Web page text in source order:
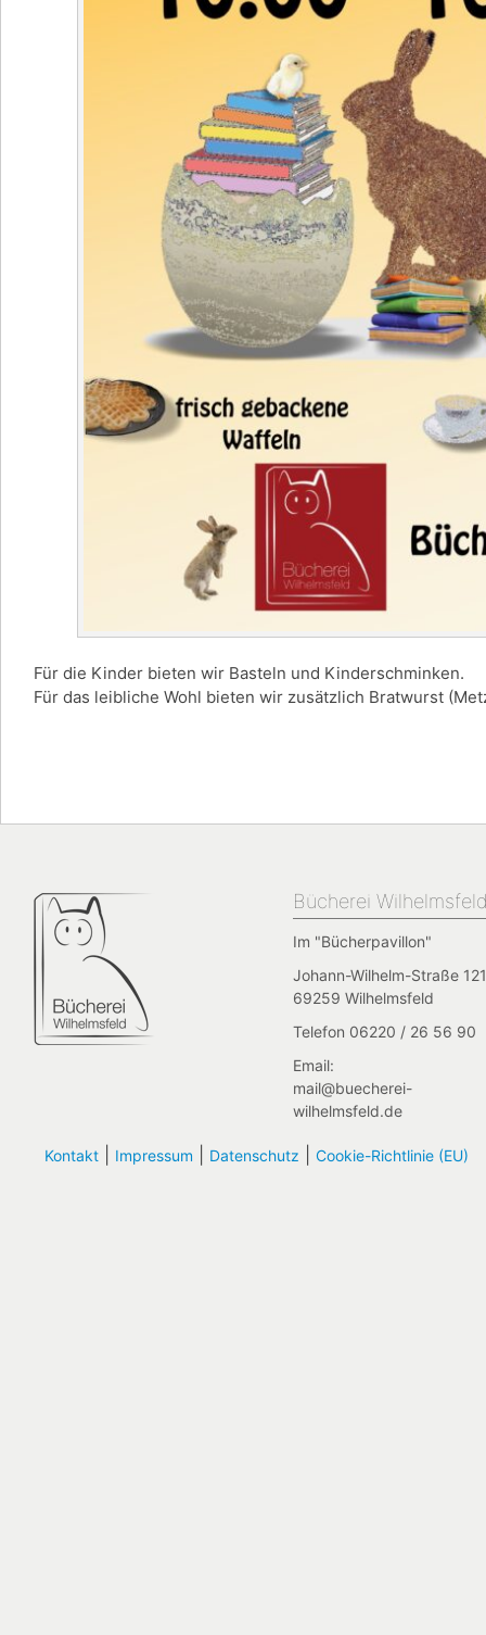
Für die Kinder bieten wir Basteln und Kinderschminken.
Für das leibliche Wohl bieten wir zusätzlich Bratwurst
Bücherei
Im "Bücherpavillon"
Johann-Wilhelm-Straße
69259 Wilhelmsfeld
Telefon 06220 / 26 56 90
Email:
mail@buecherei-
wilhelmsfeld.de
Kontakt| Impressum Datenschutz Cookie-Richtlinie (EU)